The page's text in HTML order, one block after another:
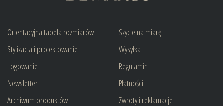
Orientacyjna tabela rozmiarów
Stylizacja i projektowanie
Logowanie
Newsletter
Archiwum produktów
Szycie na miarę
Wysyłka
Regulamin
Płatności
Zwroty i reklamacje